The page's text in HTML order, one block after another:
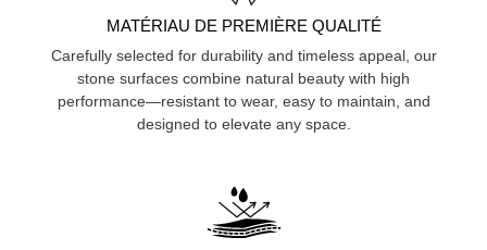
MATÉRIAU DE PREMIÈRE QUALITÉ
Carefully selected for durability and timeless appeal, our
stone surfaces combine natural beauty with high
performance—resistant to wear, easy to maintain, and
designed to elevate any space.